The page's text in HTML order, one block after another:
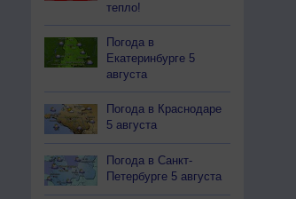
тепло!
Погода в
Екатеринбурге 5
августа
Погода в Краснодаре
5 августа
Погода в Санкт-
Петербурге 5 августа